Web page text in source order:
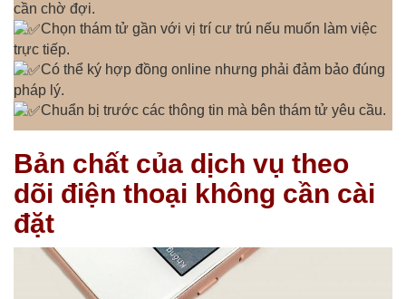
cần chờ đợi.
Chọn thám tử gần với vị trí cư trú nếu muốn làm việc
trực tiếp.
Có thể ký hợp đồng online nhưng phải đảm bảo đúng
pháp lý.
Chuẩn bị trước các thông tin mà bên thám tử yêu cầu.
Bản chất của dịch vụ theo
dõi điện thoại không cần cài
đặt